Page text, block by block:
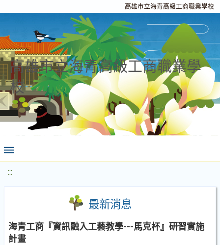
高雄市立海青高級工商職業學校
高雄市立海青高級工商職業學
校
:::
最新消息
海青工商『資訊融入工藝教學---馬克杯』研習實施
計畫